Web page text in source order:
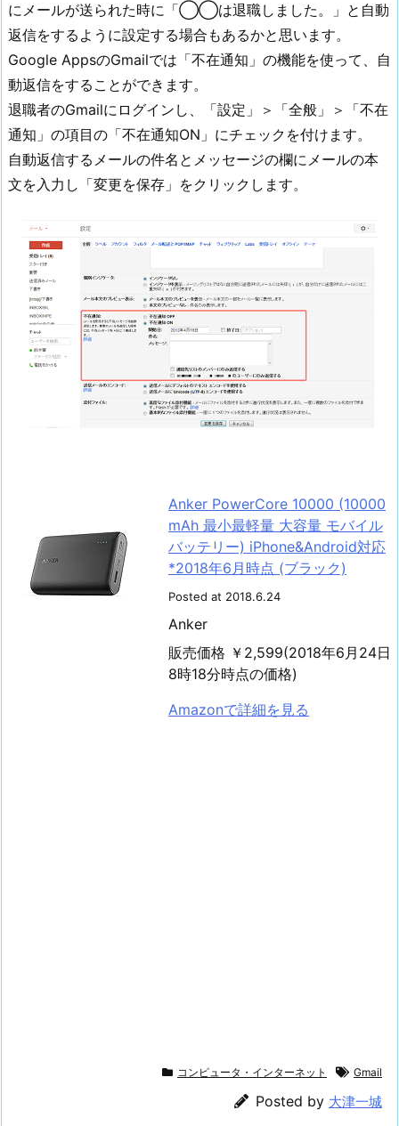
にメールが送られた時に「◯◯は退職しました。」と自動
返信をするように設定する場合もあるかと思います。
Google AppsのGmailでは「不在通知」の機能を使って、自
動返信をすることができます。
退職者のGmailにログインし、「設定」＞「全般」＞「不在
通知」の項目の「不在通知ON」にチェックを付けます。
自動返信するメールの件名とメッセージの欄にメールの本
文を入力し「変更を保存」をクリックします。
Anker PowerCore 10000 (10000
mAh 最小最軽量 大容量 モバイル
バッテリー) iPhone&Android対応
*2018年6月時点 (ブラック)
Posted at 2018.6.24
Anker
販売価格 ￥2,599(2018年6月24日
8時18分時点の価格)
Amazonで詳細を見る
コンピュータ・インターネット Gmail
Posted by 大津一城